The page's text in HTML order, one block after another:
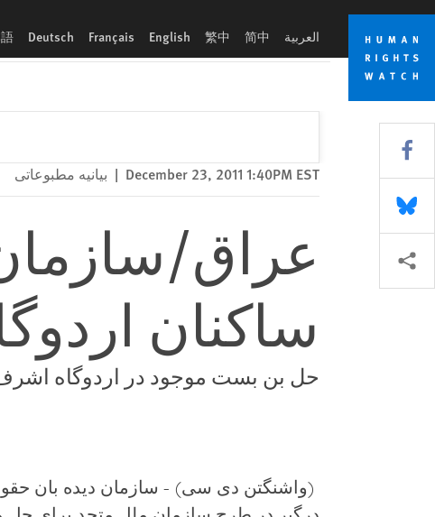
Skip
cookie
privacy
notice
Skip
main
content
العربية 简中
繁中
English
Français
Deutsch
December 23, 2011 1:40PM EST
| بیانیه مطبوعاتی
عراق/
ساکنان
حل بن بست موجود در اردوگاه
(واشنگتن دی سی) - سازمان دیده بان
Share this via Facebook
Share this via Bluesky
More sharing options